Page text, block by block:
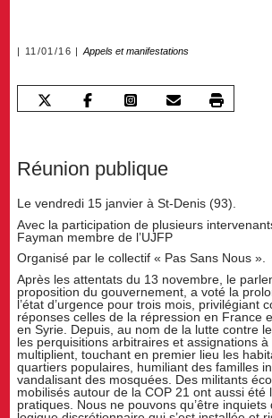
11/01/16 Appels et manifestations
Réunion publique
Le vendredi 15 janvier à St-Denis (93).
Avec la participation de plusieurs
Fayman membre de l’UJFP
Organisé par le collectif « Pas Sans Nous ».
Après les attentats du 13 novembre, le
proposition du gouvernement, a voté la
l’état d’urgence pour trois mois, privilégiant
réponses celles de la répression en France
en Syrie. Depuis, au nom de la lutte contre
les perquisitions arbitraires et assignations
multiplient, touchant en premier lieu les
quartiers populaires, humiliant des familles
vandalisant des mosquées. Des militants
mobilisés autour de la COP 21 ont aussi été
pratiques. Nous ne pouvons qu’être inquiets